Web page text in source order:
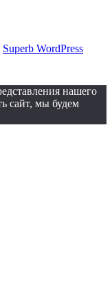
Superb WordPress
нашего
сайт, мы будем